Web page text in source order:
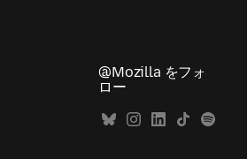
@Mozilla をフォ
ロー